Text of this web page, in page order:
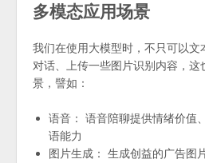
多模态应用场景
我们在使用大模型时，不只可以
对话、上传一些图片识别内容，这
景，譬如：
语音： 语音陪聊提供情绪价值
语能力
图片生成： 生成创益的广告图